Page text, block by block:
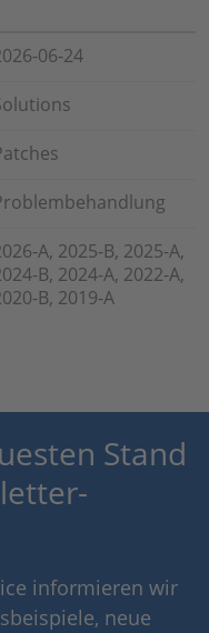
06-24
A, 2025-B, 2025-A,
B, 2024-A, 2022-A,
B, 2019-A
Stand
informieren wir
neue